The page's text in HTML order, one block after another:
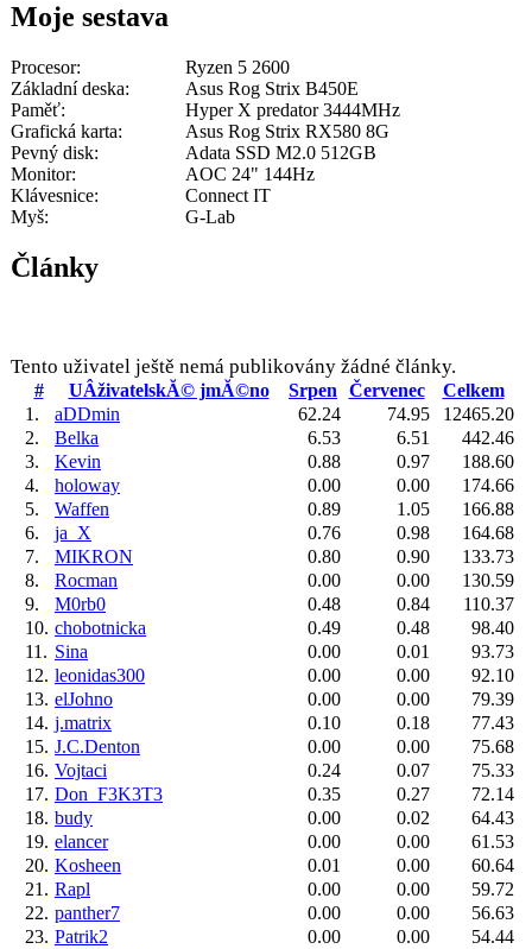
Moje sestava
Procesor:
Ryzen 5 2600
Základní deska:
Asus Rog Strix B450E
Paměť:
Hyper X predator 3444MHz
Grafická karta:
Asus Rog Strix RX580 8G
Pevný disk:
Adata SSD M2.0 512GB
Monitor:
AOC 24" 144Hz
Klávesnice:
Connect IT
Myš:
G-Lab
Články
Tento uživatel ještě nemá publikovány žádné články.
# UÂživatelskĂ© jmĂ©no Srpen Červenec
Celkem
1.
aDDmin 62.24 74.95
12465.20
2.
Belka 6.53 6.51
442.46
3.
Kevin 0.88 0.97
188.60
4.
holoway 0.00 0.00
174.66
5.
Waffen 0.89 1.05
166.88
6.
ja_X 0.76 0.98
164.68
7.
MIKRON 0.80 0.90
133.73
8.
Rocman 0.00 0.00
130.59
9.
M0rb0 0.48 0.84
110.37
10. chobotnicka 0.49 0.48
98.40
11. Sina 0.00 0.01
93.73
12. leonidas300 0.00 0.00
92.10
13. elJohno 0.00 0.00
79.39
14. j.matrix 0.10 0.18
77.43
15. J.C.Denton 0.00 0.00
75.68
16. Vojtaci 0.24 0.07
75.33
17. Don_F3K3T3 0.35 0.27
72.14
18. budy 0.00 0.02
64.43
19. elancer 0.00 0.00
61.53
20. Kosheen 0.01 0.00
60.64
21. Rapl 0.00 0.00
59.72
22. panther7 0.00 0.00
56.63
23. Patrik2 0.00 0.00
54.44